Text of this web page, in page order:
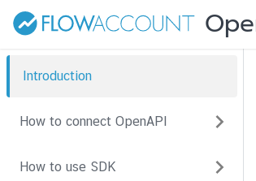
Introduction
How to connect OpenAPI
How to use SDK